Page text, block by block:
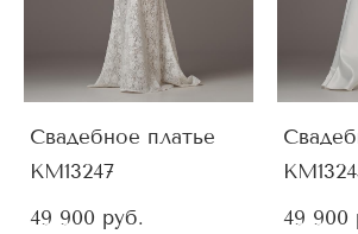
Свадебное платье
KM13247
49 900 pуб.
49 900